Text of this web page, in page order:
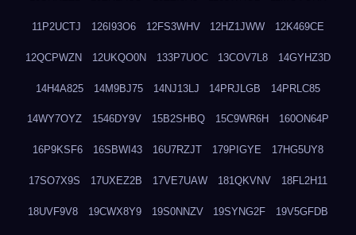
11P2UCTJ 126I93O6 12FS3WHV 12HZ1JWW 12K469CE
12QCPWZN 12UKQO0N 133P7UOC 13COV7L8 14GYHZ3D
14H4A825 14M9BJ75 14NJ13LJ 14PRJLGB 14PRLC85
14WY7OYZ 1546DY9V 15B2SHBQ 15C9WR6H 160ON64P
16P9KSF6 16SBWI43 16U7RZJT 179PIGYE 17HG5UY8
17SO7X9S 17UXEZ2B 17VE7UAW 181QKVNV 18FL2H11
18UVF9V8 19CWX8Y9 19S0NNZV 19SYNG2F 19V5GFDB